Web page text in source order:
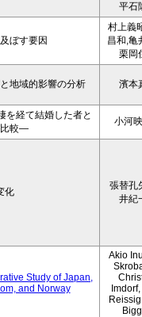
平石
ぼす要因
村上義
昌和,亀
栗岡
地域的影響の分析 濱本
を経て結婚した者と
比較―
小河
化
張替孔
井紀
Study of Japan,
and Norway
Akio